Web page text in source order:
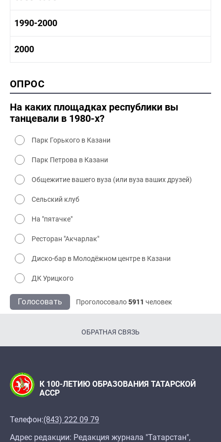
1970-1980 культура
1970 - 1980 быт
1980 -1990 история
1980-1990 культура
1990-2000
1990-2000 культура
2000
2000 промышленность
2000 культура
ОПРОС
На каких площадках республики вы
танцевали в 1980-х?
Парк Горького в Казани
Парк Петрова в Казани
Общежитие вашего вуза (или вуза ваших друзей)
Сельский клуб
На "пятачке"
Ресторан "Акчарлак"
Диско-бар в Молодёжном центре в Казани
ДК Урицкого
Голосовать Проголосовало5911 человек
ОБРАТНАЯ СВЯЗЬ
К 100-ЛЕТИЮ ОБРАЗОВАНИЯ ТАТАРСКОЙ
АССР
Телефон:(843) 222 09 79
Адрес редакции: Редакция журнала "Татарстан",